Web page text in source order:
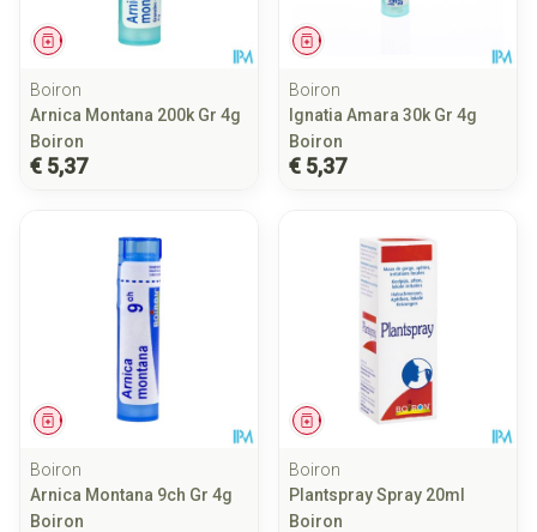
Geneesmiddel
Boiron
Arnica Montana 200k Gr 4g
Boiron
€ 5,37
Geneesmiddel
Boiron
Ignatia Amara 30k Gr 4g
Boiron
€ 5,37
Geneesmiddel
Boiron
Arnica Montana 9ch Gr 4g
Boiron
Geneesmiddel
Boiron
Plantspray Spray 20ml
Boiron